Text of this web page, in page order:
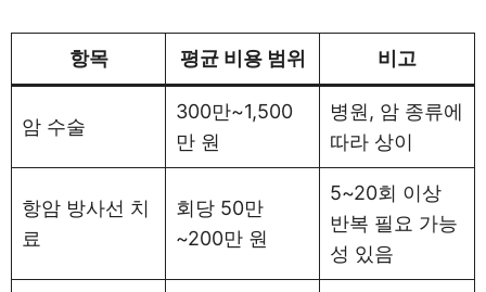
항목 평균 비용 범위 비고
암 수술
300만~1,500
만 원
병원, 암 종류에
따라 상이
항암 방사선 치
료
회당 50만
~200만 원
5~20회 이상
반복 필요 가능
성 있음